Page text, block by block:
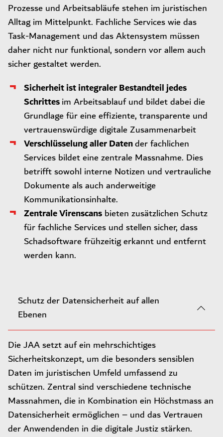
Prozesse und Arbeitsabläufe stehen im juristischen
Alltag im Mittelpunkt. Fachliche Services wie das
Task-Management und das Aktensystem müssen
daher nicht nur funktional, sondern vor allem auch
sicher gestaltet werden.
Sicherheit ist integraler Bestandteil jedes
Schrittesim Arbeitsablauf und bildet dabei die
Grundlage für eine effiziente, transparente und
vertrauenswürdige digitale Zusammenarbeit
Verschlüsselung aller Datender fachlichen
Services bildet eine zentrale Massnahme. Dies
betrifft sowohl interne Notizen und vertrauliche
Dokumente als auch anderweitige
Kommunikationsinhalte.
Zentrale Virenscansbieten zusätzlichen Schutz
für fachliche Services und stellen sicher, dass
Schadsoftware frühzeitig erkannt und entfernt
werden kann.
Schutz der Datensicherheit auf allen
Ebenen
Die JAA setzt auf ein mehrschichtiges
Sicherheitskonzept, um die besonders sensiblen
Daten im juristischen Umfeld umfassend zu
schützen. Zentral sind verschiedene technische
Massnahmen, die in Kombination ein Höchstmass an
Datensicherheit ermöglichen – und das Vertrauen
der Anwendenden in die digitale Justiz stärken.